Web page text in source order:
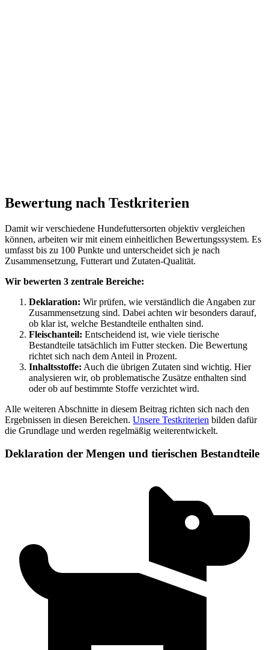
Bewertung nach Testkriterien
Damit wir verschiedene Hundefuttersorten objektiv vergleichen
können, arbeiten wir mit einem einheitlichen Bewertungssystem. Es
umfasst bis zu 100 Punkte und unterscheidet sich je nach
Zusammensetzung, Futterart und Zutaten-Qualität.
Wir bewerten 3 zentrale Bereiche:
Deklaration: Wir prüfen, wie verständlich die Angaben zur
Zusammensetzung sind. Dabei achten wir besonders darauf,
ob klar ist, welche Bestandteile enthalten sind.
Fleischanteil: Entscheidend ist, wie viele tierische
Bestandteile tatsächlich im Futter stecken. Die Bewertung
richtet sich nach dem Anteil in Prozent.
Inhaltsstoffe: Auch die übrigen Zutaten sind wichtig. Hier
analysieren wir, ob problematische Zusätze enthalten sind
oder ob auf bestimmte Stoffe verzichtet wird.
Alle weiteren Abschnitte in diesem Beitrag richten sich nach den
Ergebnissen in diesen Bereichen. Unsere Testkriterien bilden dafür
die Grundlage und werden regelmäßig weiterentwickelt.
Deklaration der Mengen und tierischen Bestandteile